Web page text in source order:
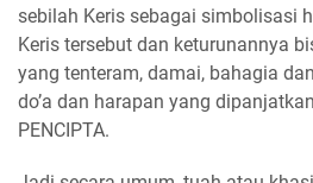
sebilah Keris sebagai simbolisasi
Keris tersebut dan keturunannya
yang tenteram, damai, bahagia
do’a dan harapan yang
PENCIPTA.